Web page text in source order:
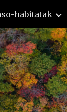
habitatak